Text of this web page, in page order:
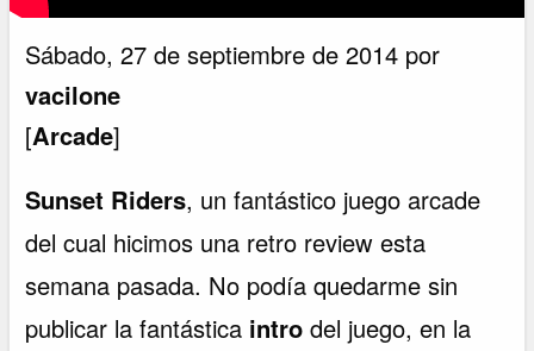
Sábado, 27 de septiembre de 2014 por
vacilone
[Arcade]
Sunset Riders, un fantástico juego arcade
del cual hicimos una retro review esta
semana pasada. No podía quedarme sin
publicar la fantástica intro del juego, en la